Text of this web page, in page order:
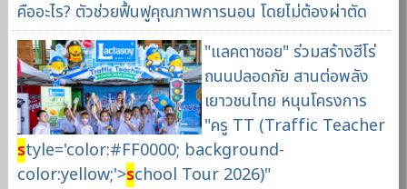
คืออะไร? ตัวช่วยฟื้นฟูคุณภาพการนอน โดยไม่ต้องผ่าตัด
"แลคตาซอย" ร่วมสร้างฮีโร่
ถนนปลอดภัย สานต่อพลัง
เยาวชนไทย หนุนโครงการ
"ครู TT (Traffic Teacher
style='color:#FF0000; background-
color:yellow;'>school Tour 2026)"